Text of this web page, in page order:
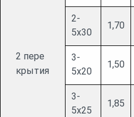
2 пере
крытия
2-
5х30
1,70
3-
5х20
1,50
3-
5х25
1,85